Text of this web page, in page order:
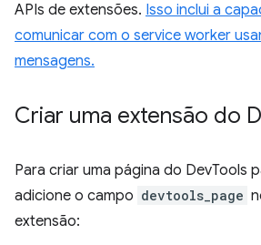
APIs de extensões. Isso inclui a
comunicar com o service worker
mensagens.
Criar uma extensão do
Para criar uma página do DevTools
adicione o campo devtools_page
extensão: